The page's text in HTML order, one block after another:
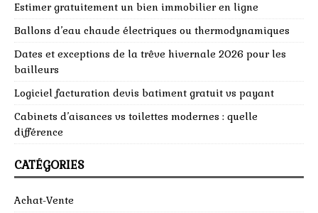
Estimer gratuitement un bien immobilier en ligne
Ballons d’eau chaude électriques ou thermodynamiques
Dates et exceptions de la trêve hivernale 2026 pour les
bailleurs
Logiciel facturation devis batiment gratuit vs payant
Cabinets d’aisances vs toilettes modernes : quelle
différence
CATÉGORIES
Achat-Vente